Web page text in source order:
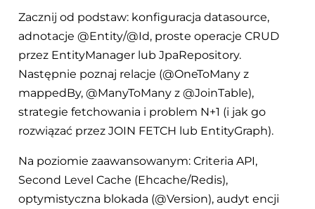
Zacznij od podstaw: konfiguracja datasource,
adnotacje @Entity/@Id, proste operacje CRUD
przez EntityManager lub JpaRepository.
Następnie poznaj relacje (@OneToMany z
mappedBy, @ManyToMany z @JoinTable),
strategie fetchowania i problem N+1 (i jak go
rozwiązać przez JOIN FETCH lub EntityGraph).
Na poziomie zaawansowanym: Criteria API,
Second Level Cache (Ehcache/Redis),
optymistyczna blokada (@Version), audyt encji